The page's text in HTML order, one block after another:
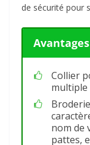
de sécurité pour
Avantages
Collier
multiple
nom de
pattes,